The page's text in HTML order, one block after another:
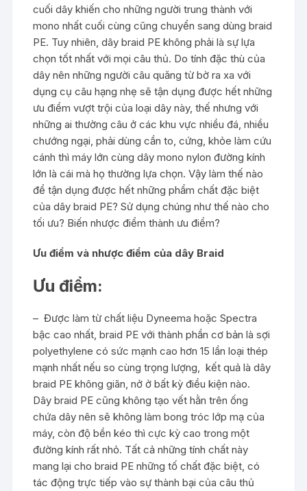
cuối dây khiến cho những người trung thành với
mono nhất cuối cùng cũng chuyển sang dùng braid
PE. Tuy nhiên, dây braid PE không phải là sự lựa
chọn tốt nhất với mọi câu thủ. Do tính đặc thù của
dây nên những người câu quăng từ bờ ra xa với
dụng cụ câu hạng nhẹ sẽ tận dụng được hết những
ưu điểm vượt trội của loại dây này, thế nhưng với
những ai thường câu ở các khu vực nhiều đá, nhiều
chướng ngại, phải dùng cần to, cứng, khỏe làm cứu
cánh thì máy lớn cùng dây mono nylon đường kính
lớn là cái mà họ thường lựa chọn. Vậy làm thế nào
để tận dụng được hết những phẩm chất đặc biệt
của dây braid PE? Sử dụng chúng như thế nào cho
tối ưu? Biến nhược điểm thành ưu điểm?
Ưu điểm và nhược điểm của dây Braid
Ưu điểm:
– Được làm từ chất liệu Dyneema hoặc Spectra
bậc cao nhất, braid PE với thành phần cơ bản là sợi
polyethylene có sức mạnh cao hơn 15 lần loại thép
mạnh nhất nếu so cùng trọng lượng, kết quả là dây
braid PE không giãn, nở ở bất kỳ điều kiện nào.
Dây braid PE cũng không tạo vết hằn trên ống
chứa dây nên sẽ không làm bong tróc lớp mạ của
máy, còn độ bền kéo thì cực kỳ cao trong một
đường kính rất nhỏ. Tất cả những tính chất này
mang lại cho braid PE những tố chất đặc biệt, có
tác động trực tiếp vào sự thành bại của câu thủ